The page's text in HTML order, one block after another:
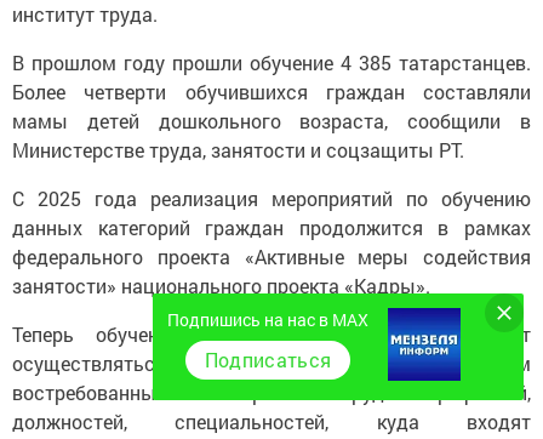
институт труда.
В прошлом году прошли обучение 4 385 татарстанцев.
Более четверти обучившихся граждан составляли
мамы детей дошкольного возраста, сообщили в
Министерстве труда, занятости и соцзащиты РТ.
С 2025 года реализация мероприятий по обучению
данных категорий граждан продолжится в рамках
федерального проекта «Активные меры содействия
занятости» национального проекта «Кадры».
Теперь обучение всех категорий граждан будет
осуществляться в соответствии с Перечнем
востребованных на рынке труда профессий,
должностей, специальностей, куда входят
Подпишись на нас в MAX
Подписаться